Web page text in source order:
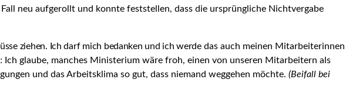
neu aufgerollt und konnte feststellen, dass die ursprüngliche Nichtvergabe
ziehen. Ich darf mich bedanken und ich werdedas auch meinen Mitarbeiterinnen
glaube, manches Ministerium wäre froh, einen von unseren Mitarbeitern als
und das Arbeitsklima so gut, dass niemand weggehen möchte. (Beifall bei